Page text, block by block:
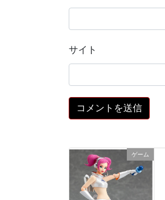
サイト
ゲーム